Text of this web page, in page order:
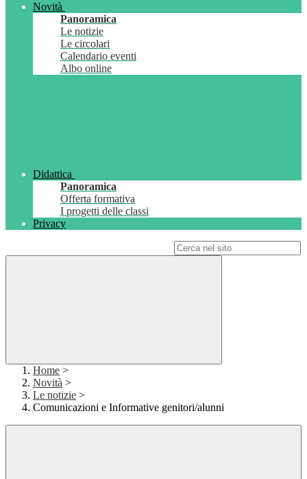
Novità
Panoramica
Le notizie
Le circolari
Calendario eventi
Albo online
Didattica
Panoramica
Offerta formativa
I progetti delle classi
Privacy
Home >
Novità >
Le notizie >
Comunicazioni e Informative genitori/alunni